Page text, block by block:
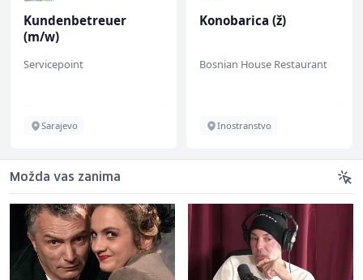
Kundenbetreuer
(m/w)
Servicepoint
Sarajevo
Konobarica (ž)
Bosnian House Restaurant
Inostranstvo
Možda vas zanima